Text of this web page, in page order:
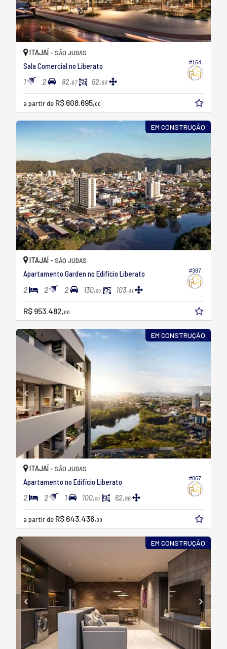
#164
ITAJAÍ - SÃO JUDAS
Sala Comercial no Liberato
1 2 82,67 52,93
a partir de R$ 608.695,00
EM CONSTRUÇÃO
#387
ITAJAÍ - SÃO JUDAS
Apartamento Garden no Edifício Liberato
2 2 2 130,00 103,31
R$ 953.482,00
EM CONSTRUÇÃO
#067
ITAJAÍ - SÃO JUDAS
Apartamento no Edifício Liberato
2 2 1 100,00 62,96
a partir de R$ 643.436,00
EM CONSTRUÇÃO